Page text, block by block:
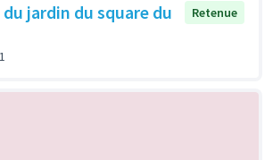
jardin du square du
Retenue
1